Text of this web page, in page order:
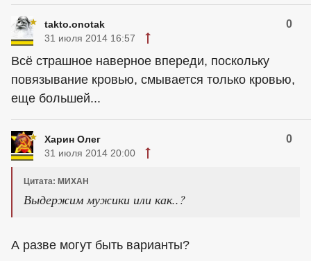
takto.onotak 0
31 июля 2014 16:57
Всё страшное наверное впереди, поскольку
повязывание кровью, смывается только кровью,
еще большей...
Харин Олег 0
31 июля 2014 20:00
Цитата: МИХАН
Выдержим мужики или как..?
А разве могут быть варианты?